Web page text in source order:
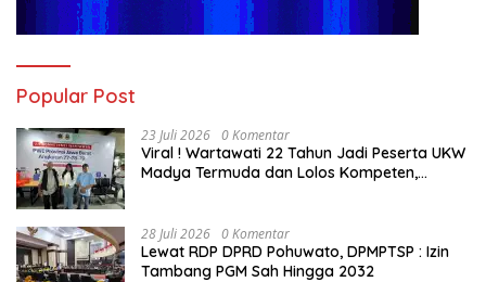
Popular Post
23 Juli 2026 0 Komentar
Viral ! Wartawati 22 Tahun Jadi Peserta UKW
Madya Termuda dan Lolos Kompeten,
28 Juli 2026 0 Komentar
Lewat RDP DPRD Pohuwato, DPMPTSP : Izin
Tambang PGM Sah Hingga 2032